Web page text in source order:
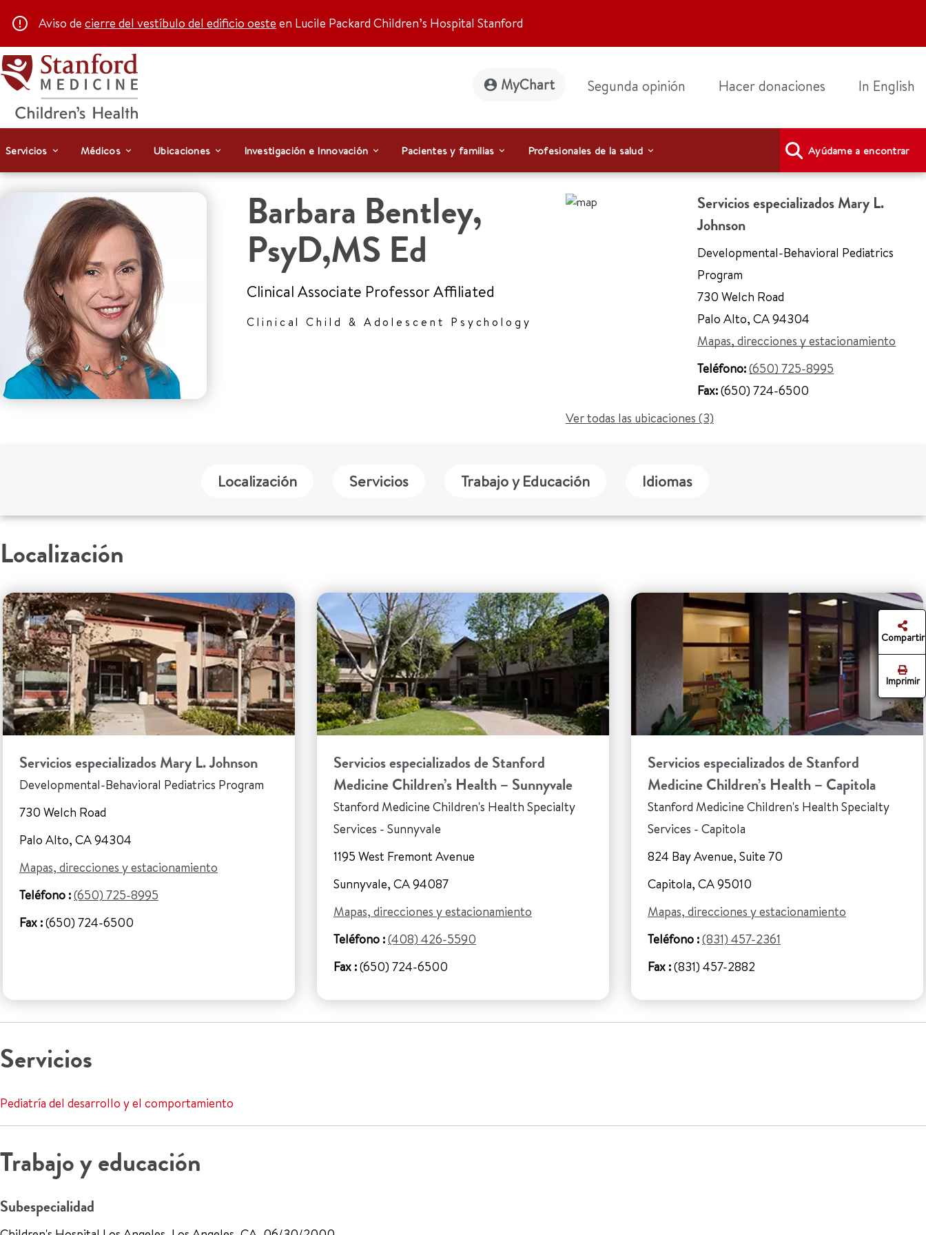
Aviso de cierre del vestíbulo del edificio oeste en Lucile Packard Children’s Hospital Stanford
MyChart Segunda opinión Hacer donaciones In English
Servicios Médicos Ubicaciones Investigación e Innovación Pacientes y familias Profesionales de la salud Ayúdame a encontrar
Barbara Bentley,
PsyD,MS Ed
Clinical Associate Professor Affiliated
Clinical Child & Adolescent Psychology
Servicios especializados Mary L.
Johnson
Developmental-Behavioral Pediatrics
Program
730 Welch Road
Palo Alto, CA 94304
Mapas, direcciones y estacionamiento
Teléfono:(650) 725-8995
Fax:(650) 724-6500
Ver todas las ubicaciones (3)
Localización Servicios Trabajo y Educación Idiomas
Localización
Servicios especializados Mary L. Johnson
Developmental-Behavioral Pediatrics Program
730 Welch Road
Palo Alto, CA 94304
Mapas, direcciones y estacionamiento
Teléfono :(650) 725-8995
Fax :(650) 724-6500
Servicios especializados de Stanford
Medicine Children’s Health – Sunnyvale
Stanford Medicine Children's Health Specialty
Services - Sunnyvale
1195 West Fremont Avenue
Sunnyvale, CA 94087
Mapas, direcciones y estacionamiento
Teléfono :(408) 426-5590
Fax :(650) 724-6500
Servicios especializados de Stanford
Medicine Children’s Health – Capitola
Stanford Medicine Children's Health Specialty
Services - Capitola
824 Bay Avenue, Suite 70
Capitola, CA 95010
Mapas, direcciones y estacionamiento
Teléfono :(831) 457-2361
Fax :(831) 457-2882
Servicios
Pediatría del desarrollo y el comportamiento
Trabajo y educación
Subespecialidad
Compartir
Imprimir